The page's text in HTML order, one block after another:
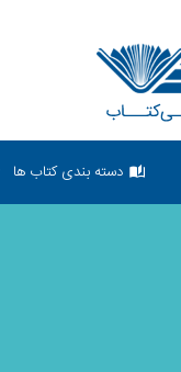
دسته بندی کتاب ها